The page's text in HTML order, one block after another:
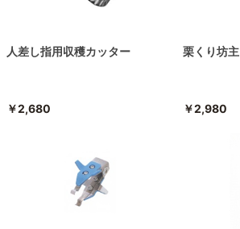
人差し指用収穫カッター
￥2,680
栗くり坊主
￥2,980